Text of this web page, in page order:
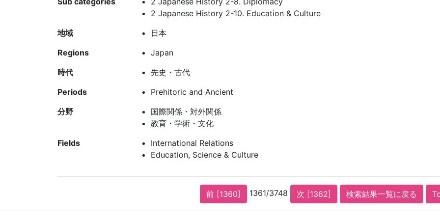
2 Japanese History 2-10. Education & Culture
地域
日本
Regions
Japan
時代
先史・古代
Periods
Prehitoric and Ancient
分野
国際関係・対外関係
教育・学術・文化
Fields
International Relations
Education, Science & Culture
前 [1360] 1361/3748 次 [1362] 検索結果一覧に戻る